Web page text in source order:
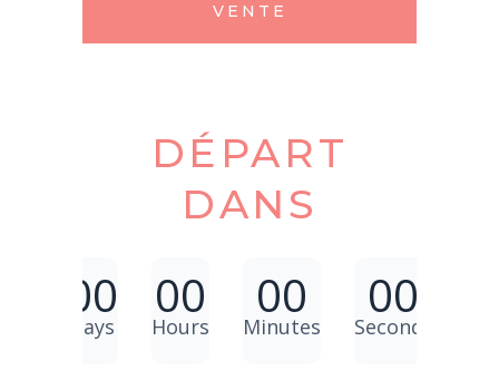
VENTE
DÉPART
DANS
00
Days
00
Hours
00
Minutes
00
Seconds